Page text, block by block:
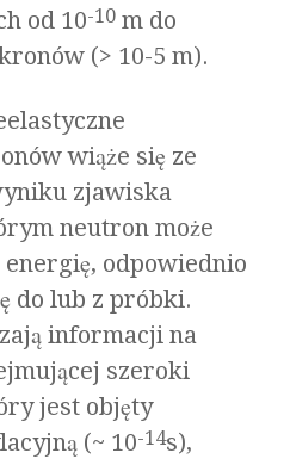
od 10-10 m do
(> 10-5 m).
wiąże się ze
zjawiska
neutron może
odpowiednio
do lub z próbki.
informacji na
szeroki
jest objęty
(~ 10-14s),